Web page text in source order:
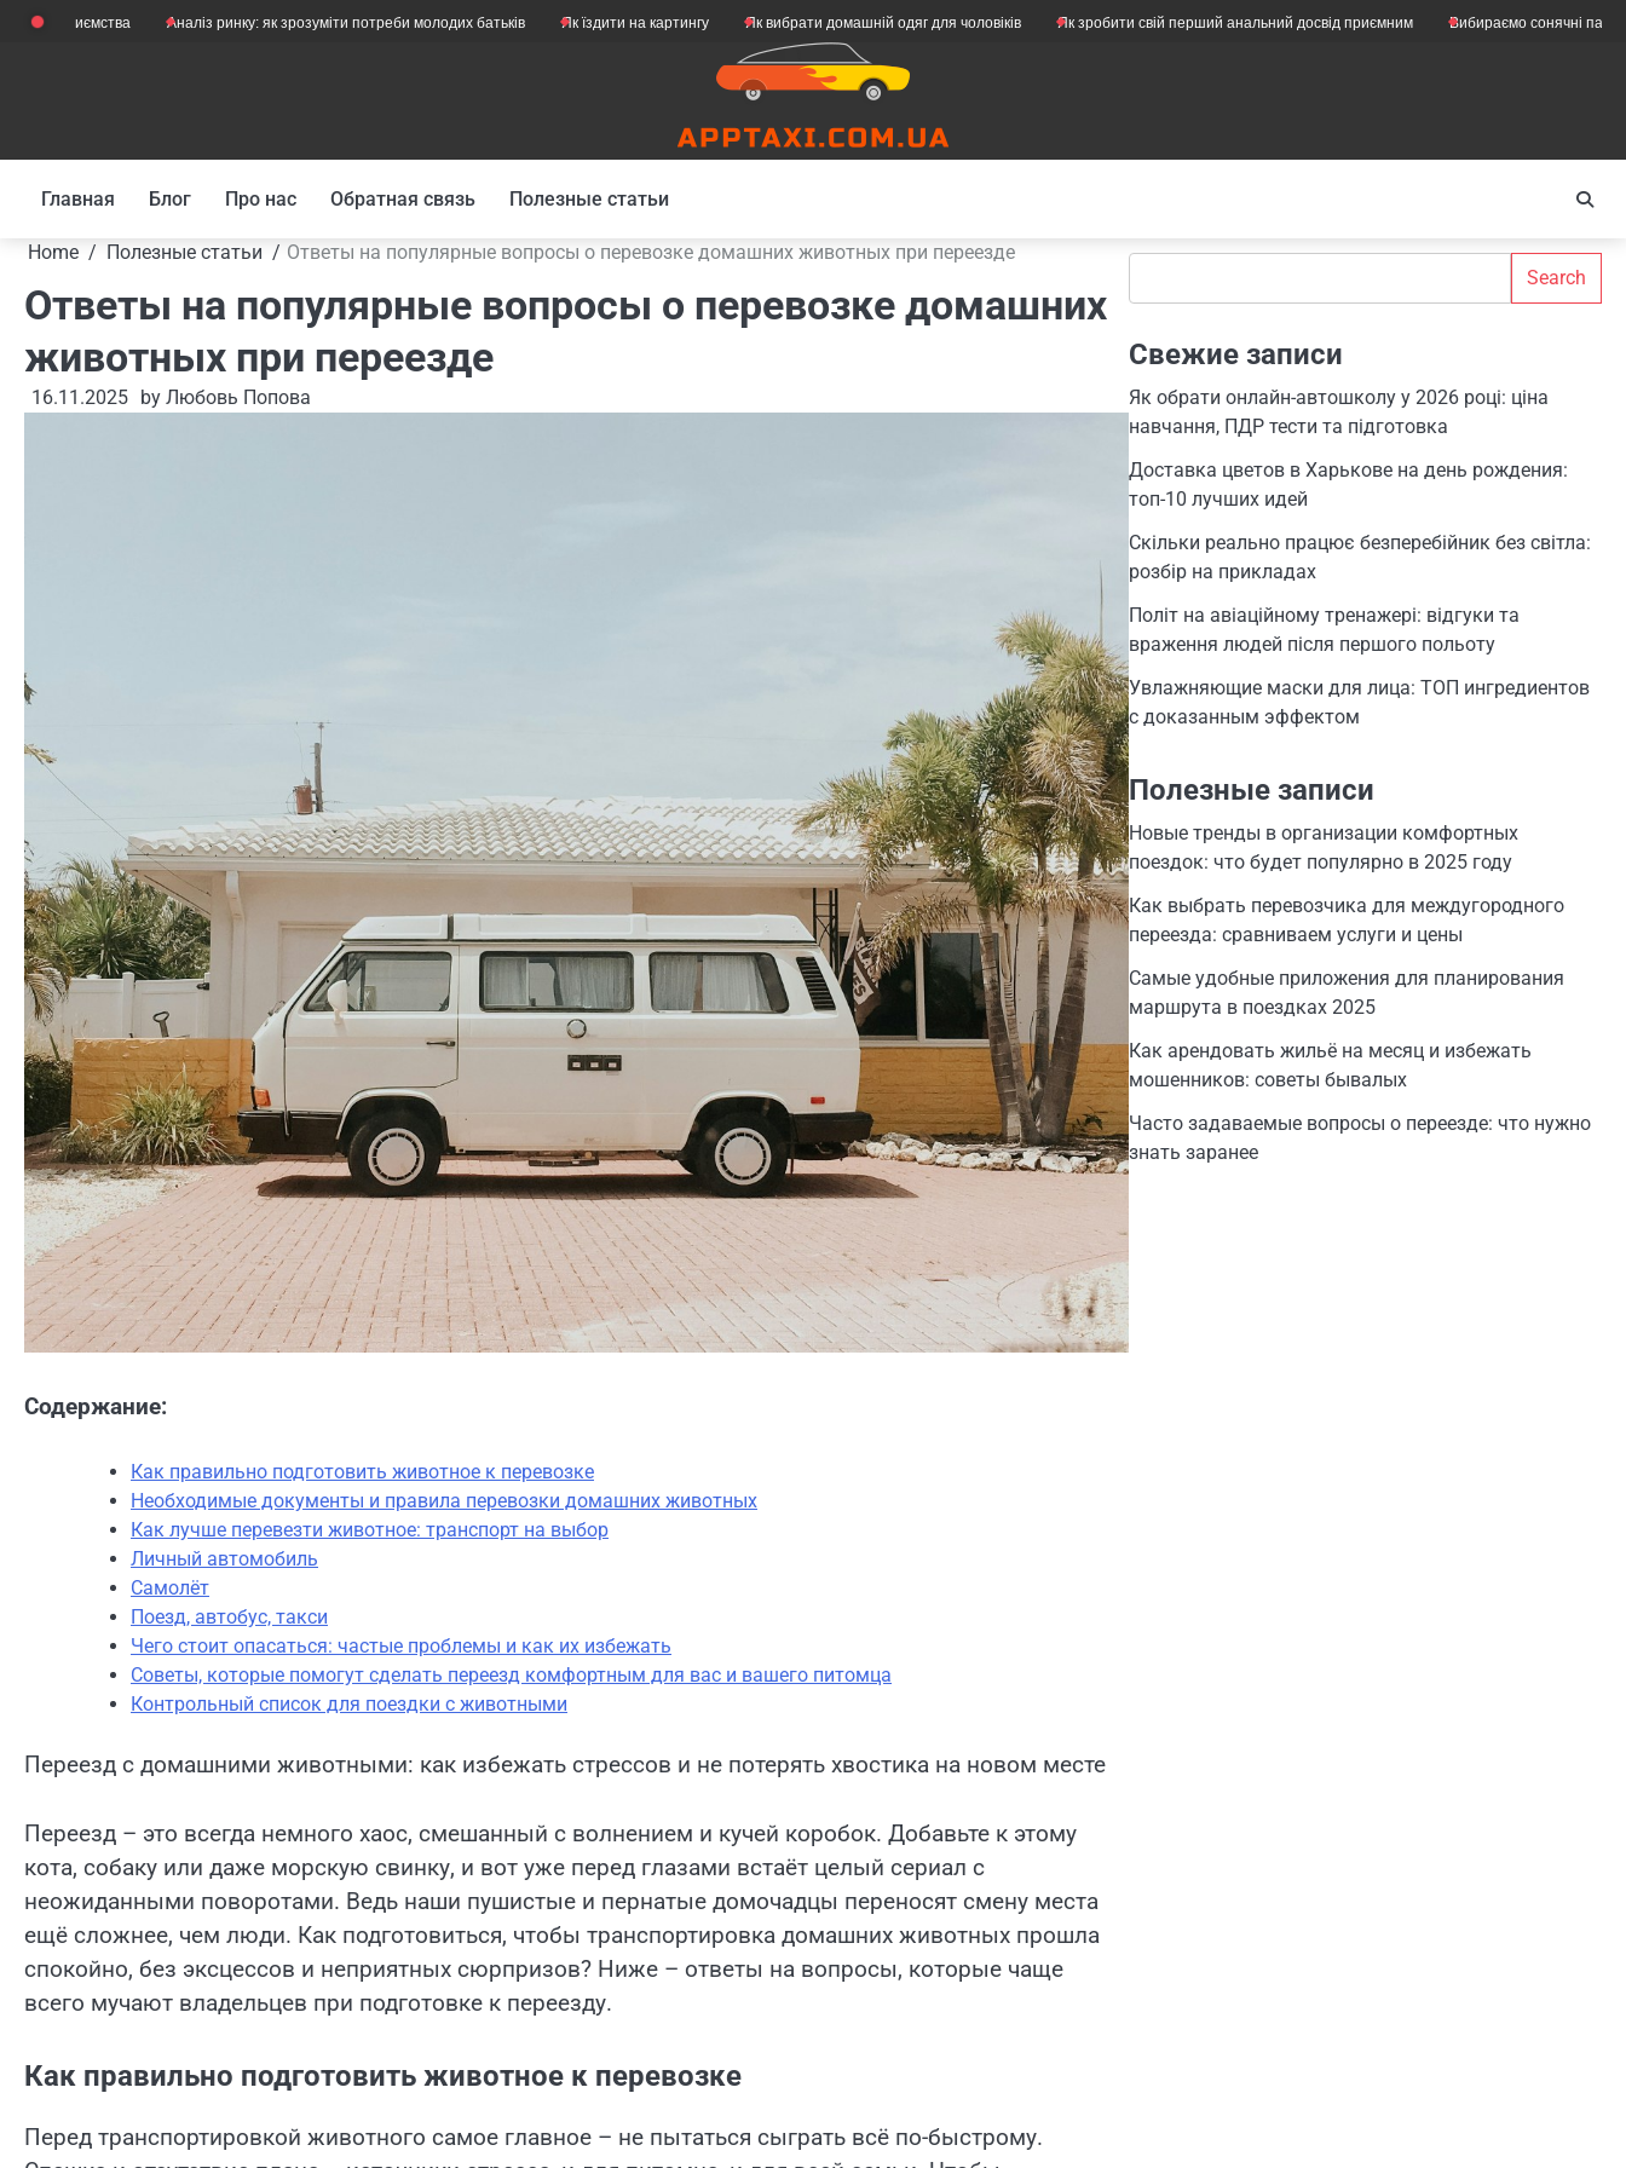
Skip
Аналіз ринку: як зрозуміти потреби молодих батьків Як їздити на картингу Як вибрати домашній одяг для чоловіків Як зробити свій перший анальний досвід приємним Вибираємо сонячні панелі для
Главная Блог Про нас Обратная связь Полезные статьи
Home Полезные статьи Ответы на популярные вопросы о перевозке домашних животных при переезде
Ответы на популярные вопросы о перевозке домашних
животных при переезде
16.11.2025 by Любовь Попова
Содержание:
Как правильно подготовить животное к перевозке
Необходимые документы и правила перевозки домашних животных
Как лучше перевезти животное: транспорт на выбор
Личный автомобиль
Самолёт
Поезд, автобус, такси
Чего стоит опасаться: частые проблемы и как их избежать
Советы, которые помогут сделать переезд комфортным для вас и вашего питомца
Контрольный список для поездки с животными
Переезд с домашними животными: как избежать стрессов и не потерять хвостика на новом месте
Переезд – это всегда немного хаос, смешанный с волнением и кучей коробок. Добавьте к этому
кота, собаку или даже морскую свинку, и вот уже перед глазами встаёт целый сериал с
неожиданными поворотами. Ведь наши пушистые и пернатые домочадцы переносят смену места
ещё сложнее, чем люди. Как подготовиться, чтобы транспортировка домашних животных прошла
спокойно, без эксцессов и неприятных сюрпризов? Ниже – ответы на вопросы, которые чаще
всего мучают владельцев при подготовке к переезду.
Как правильно подготовить животное к перевозке
Перед транспортировкой животного самое главное – не пытаться сыграть всё по-быстрому.
Search
Свежие записи
Як обрати онлайн-автошколу у 2026 році: ціна
навчання, ПДР тести та підготовка
Доставка цветов в Харькове на день рождения:
топ-10 лучших идей
Скільки реально працює безперебійник без світла:
розбір на прикладах
Політ на авіаційному тренажері: відгуки та
враження людей після першого польоту
Увлажняющие маски для лица: ТОП ингредиентов
с доказанным эффектом
Полезные записи
Новые тренды в организации комфортных
поездок: что будет популярно в 2025 году
Как выбрать перевозчика для междугородного
переезда: сравниваем услуги и цены
Самые удобные приложения для планирования
маршрута в поездках 2025
Как арендовать жильё на месяц и избежать
мошенников: советы бывалых
Часто задаваемые вопросы о переезде: что нужно
знать заранее